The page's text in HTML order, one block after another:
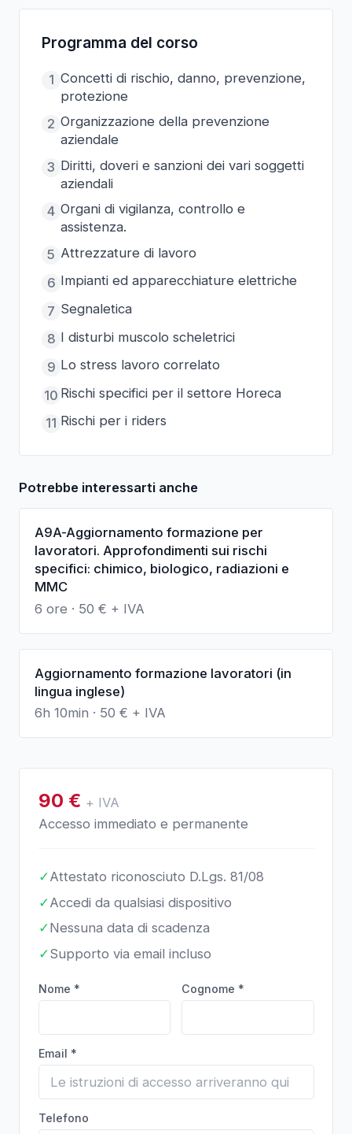
Programma del corso
1 Concetti di rischio, danno, prevenzione,
protezione
2 Organizzazione della prevenzione
aziendale
3 Diritti, doveri e sanzioni dei vari soggetti
aziendali
4 Organi di vigilanza, controllo e
assistenza.
5 Attrezzature di lavoro
6 Impianti ed apparecchiature elettriche
7 Segnaletica
8 I disturbi muscolo scheletrici
9 Lo stress lavoro correlato
10 Rischi specifici per il settore Horeca
11 Rischi per i riders
Potrebbe interessarti anche
A9A-Aggiornamento formazione per
lavoratori. Approfondimenti sui rischi
specifici: chimico, biologico, radiazioni e
MMC
6 ore · 50 € + IVA
Aggiornamento formazione lavoratori (in
lingua inglese)
6h 10min · 50 € + IVA
90 € + IVA
Accesso immediato e permanente
✓Attestato riconosciuto D.Lgs. 81/08
✓Accedi da qualsiasi dispositivo
✓Nessuna data di scadenza
✓Supporto via email incluso
Nome * Cognome *
Email *
Telefono